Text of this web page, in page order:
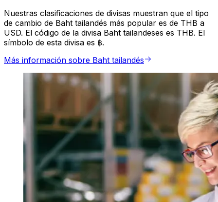
Nuestras clasificaciones de divisas muestran que el tipo
de cambio de Baht tailandés más popular es de THB a
USD. El código de la divisa Baht tailandeses es THB. El
símbolo de esta divisa es ฿.
Más información sobre Baht tailandés